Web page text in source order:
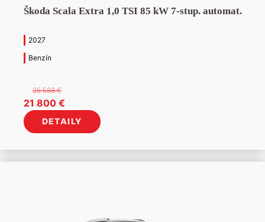
Škoda Scala Extra 1,0 TSI 85 kW 7-stup. automat.
2027
Benzín
25 588€
Pôvodná
cena
bola:
588 €.
21 800 €Aktuálna
cena
je:
800 €.
DETAILY